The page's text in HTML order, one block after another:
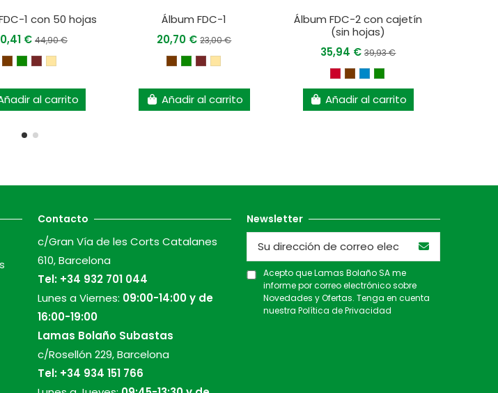
1 con 50 hojas
€44,90 €
al carrito
Álbum FDC-1
20,70 €23,00 €
Añadir al carrito
Álbum FDC-2 con cajetín
(sin hojas)
35,94 €39,93 €
Añadir al carrito
Contacto
c/Gran Vía de les Corts Catalanes
610, Barcelona
Tel: +34 932 701 044
Lunes a Viernes: 09:00-14:00 y de
16:00-19:00
Lamas Bolaño Subastas
c/Rosellón 229, Barcelona
Tel: +34 934 151 766
Newsletter
Acepto que Lamas Bolaño SA me
informe por correo electrónico sobre
Novedades y Ofertas. Tenga en cuenta
nuestraPolítica de Privacidad